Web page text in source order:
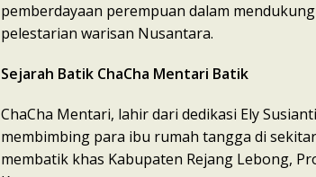
pemberdayaan perempuan dalam
pelestarian warisan Nusantara.
Sejarah Batik ChaCha Mentari Batik
ChaCha Mentari, lahir dari dedikasi Ely
membimbing para ibu rumah tangga di
membatik khas Kabupaten Rejang Lebong,